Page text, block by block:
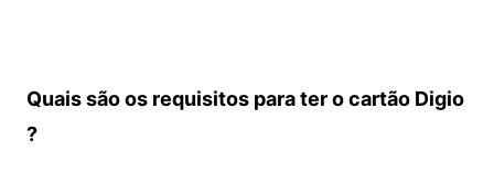
Quais são os requisitos para ter o cartão Digio
?